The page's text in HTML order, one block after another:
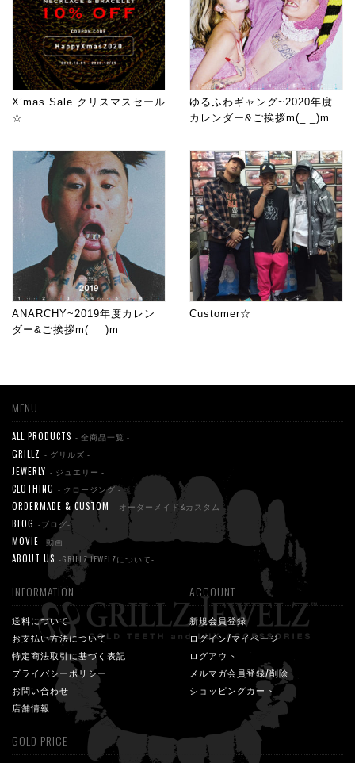
X’mas Sale クリスマスセール
☆
ゆるふわギャング~2020年度
カレンダー&ご挨拶m(_ _)m
ANARCHY~2019年度カレン
ダー&ご挨拶m(_ _)m
Customer☆
MENU
ALL PRODUCTS - 全商品一覧 -
GRILLZ - グリルズ -
JEWERLY - ジュエリー -
CLOTHING - クロージング -
ORDERMADE & CUSTOM - オーダーメイド&カスタム -
BLOG -ブログ-
MOVIE -動画-
ABOUT US -GRILLZ JEWELZについて-
INFORMATION
送料について
お支払い方法について
特定商法取引に基づく表記
プライバシーポリシー
お問い合わせ
店舗情報
ACCOUNT
新規会員登録
ログイン/マイページ
ログアウト
メルマガ会員登録/削除
ショッピングカート
GOLD PRICE